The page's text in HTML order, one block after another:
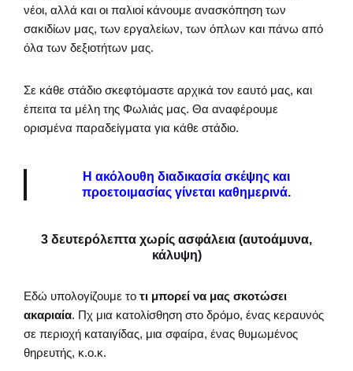
νέοι, αλλά και οι παλιοί κάνουμε ανασκόπηση των
σακιδίων μας, των εργαλείων, των όπλων και πάνω από
όλα των δεξιοτήτων μας.
Σε κάθε στάδιο σκεφτόμαστε αρχικά τον εαυτό μας, και
έπειτα τα μέλη της Φωλιάς μας. Θα αναφέρουμε
ορισμένα παραδείγματα για κάθε στάδιο.
Η ακόλουθη διαδικασία σκέψης και
προετοιμασίας γίνεται καθημερινά.
3 δευτερόλεπτα χωρίς ασφάλεια (αυτοάμυνα,
κάλυψη)
Εδώ υπολογίζουμε το τι μπορεί να μας σκοτώσει
ακαριαία. Πχ μια κατολίσθηση στο δρόμο, ένας κεραυνός
σε περιοχή καταιγίδας, μια σφαίρα, ένας θυμωμένος
θηρευτής, κ.ο.κ.